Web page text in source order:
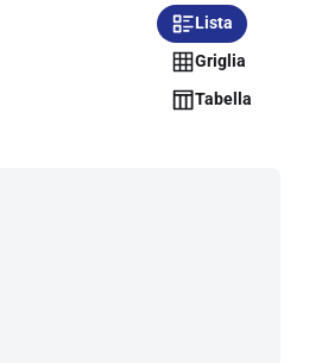
Lista
Griglia
Tabella